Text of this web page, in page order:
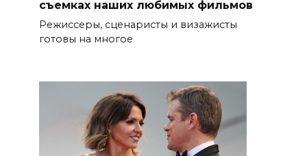
съемках наших любимых фильмов
Режиссеры, сценаристы и визажисты
готовы на многое